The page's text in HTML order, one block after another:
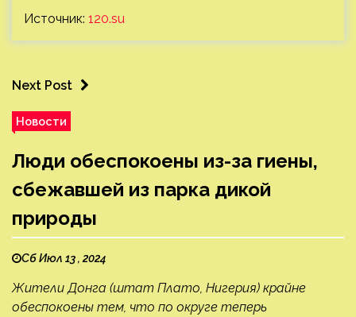
Источник: 120.su
Next Post
Новости
Люди обеспокоены из-за гиены,
сбежавшей из парка дикой
природы
Сб Июл 13 , 2024
Жители Донга (штат Плато, Нигерия) крайне
обеспокоены тем, что по округе теперь